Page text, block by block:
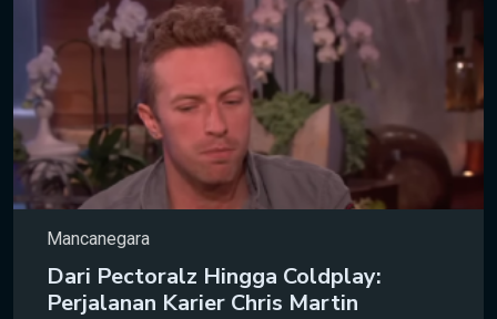
Mancanegara
Dari Pectoralz Hingga Coldplay:
Perjalanan Karier Chris Martin